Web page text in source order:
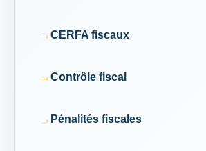
CERFA fiscaux
Contrôle fiscal
Pénalités fiscales